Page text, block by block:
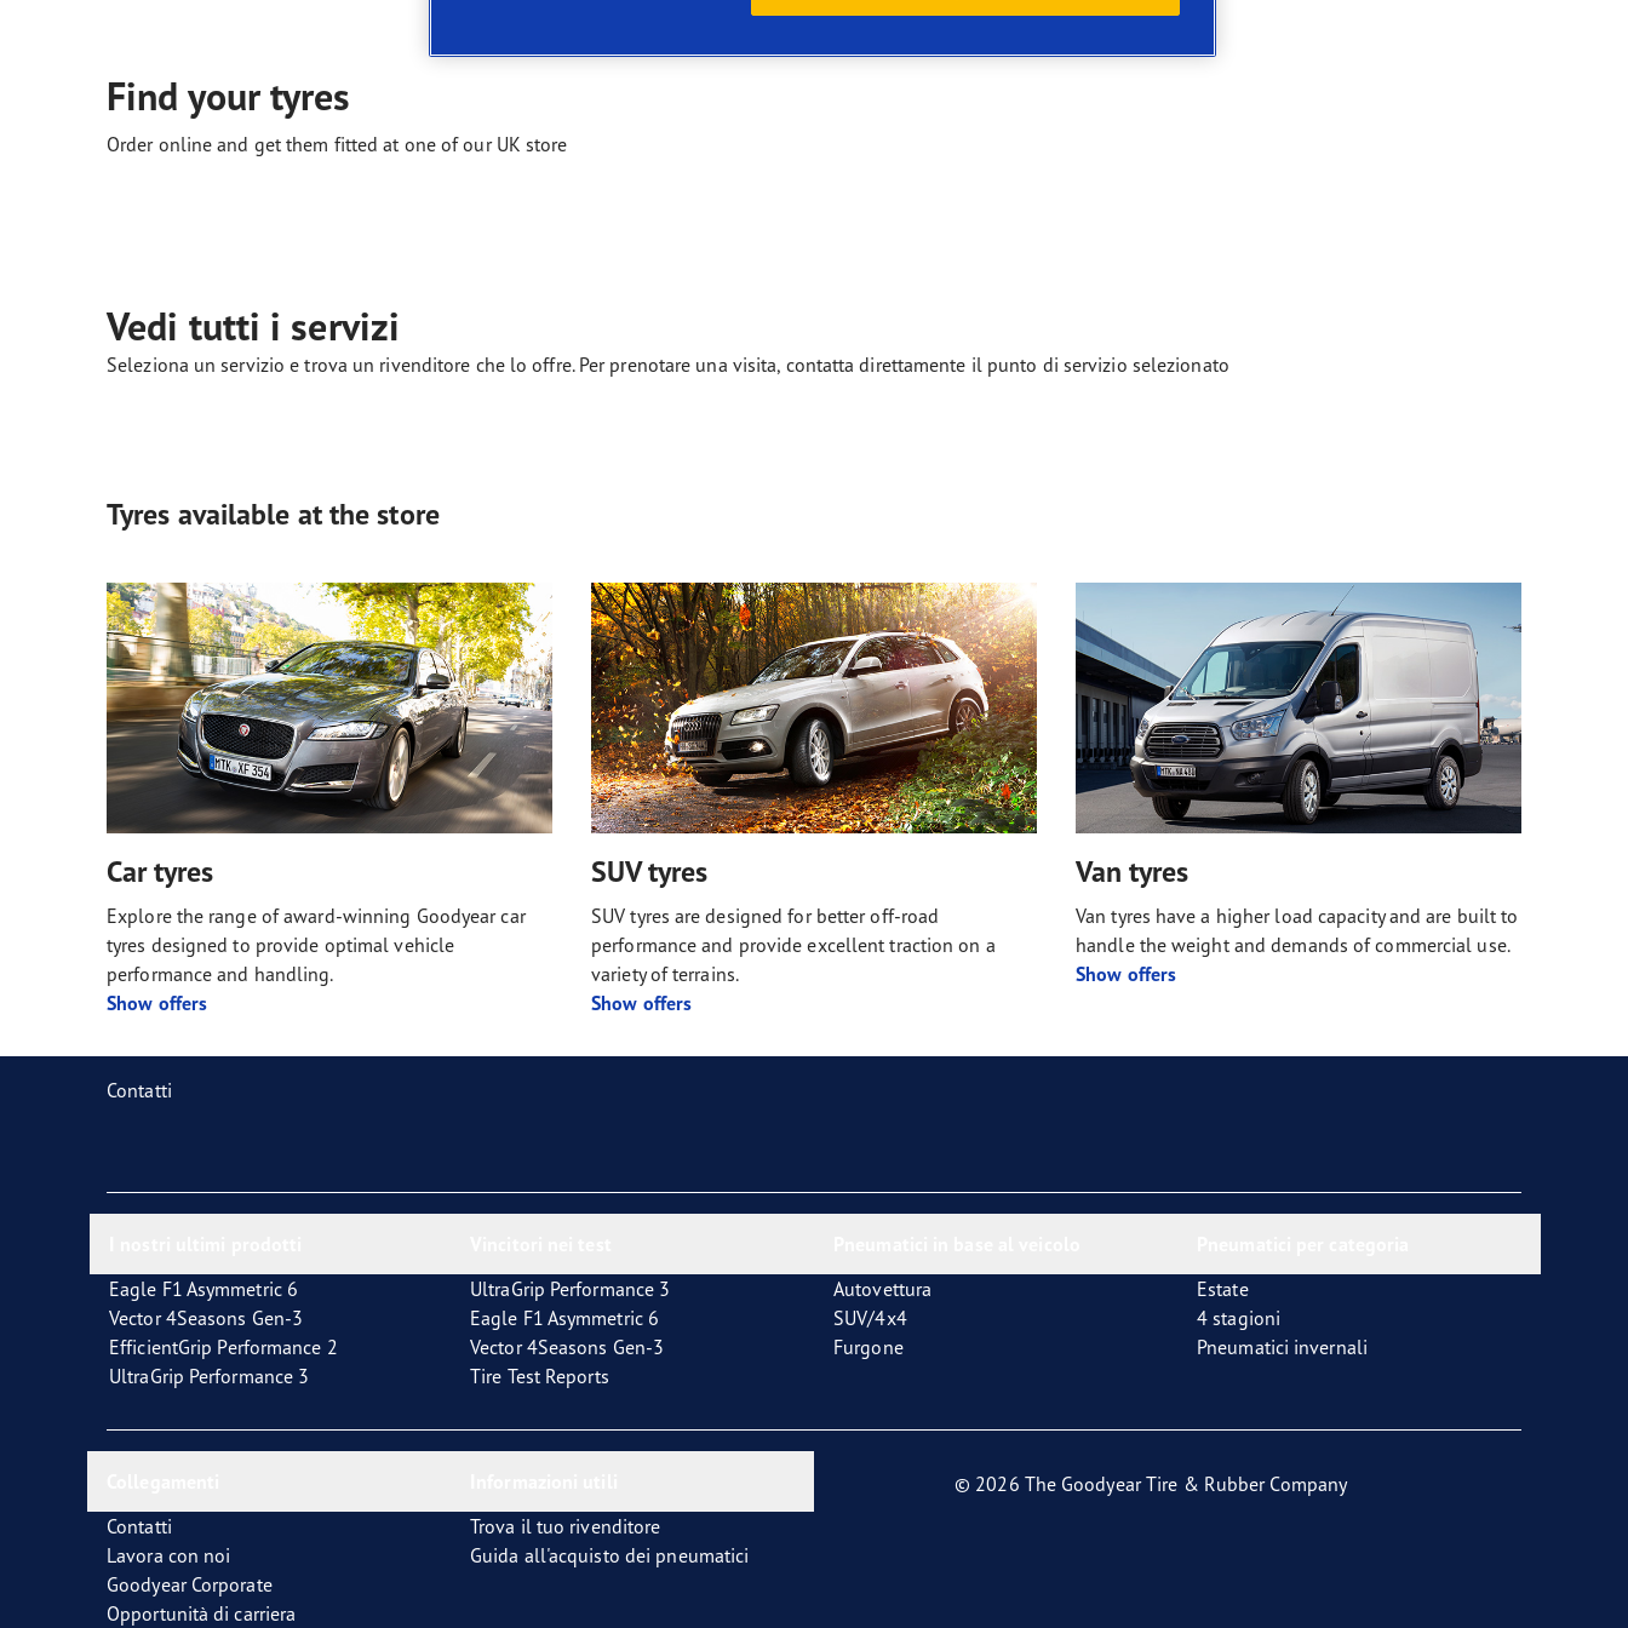
Find your tyres
Order online and get them fitted at one of our UK store
Vedi tutti i servizi
Seleziona un servizio e trova un rivenditore che lo offre. Per prenotare una visita, contatta direttamente il punto di servizio selezionato
Tyres available at the store
Car tyres
Explore the range of award-winning Goodyear car
tyres designed to provide optimal vehicle
performance and handling.
Show offers
SUV tyres
SUV tyres are designed for better off-road
performance and provide excellent traction on a
variety of terrains.
Show offers
Van tyres
Van tyres have a higher load capacity and are built to
handle the weight and demands of commercial use.
Show offers
Contatti
Eagle F1 Asymmetric 6
Vector 4Seasons Gen-3
EfficientGrip Performance 2
UltraGrip Performance 3
UltraGrip Performance 3
Eagle F1 Asymmetric 6
Vector 4Seasons Gen-3
Tire Test Reports
Autovettura
SUV/4x4
Furgone
Estate
4 stagioni
Pneumatici invernali
Contatti
Lavora con noi
Goodyear Corporate
Opportunità di carriera
Trova il tuo rivenditore
Guida all'acquisto dei pneumatici
© 2026 The Goodyear Tire & Rubber Company